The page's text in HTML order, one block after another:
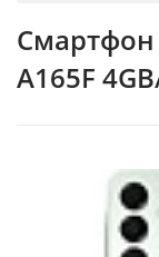
Смартфон
A165F